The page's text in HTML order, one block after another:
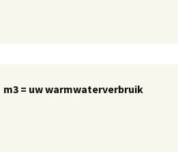
m3 = uw warmwaterverbruik